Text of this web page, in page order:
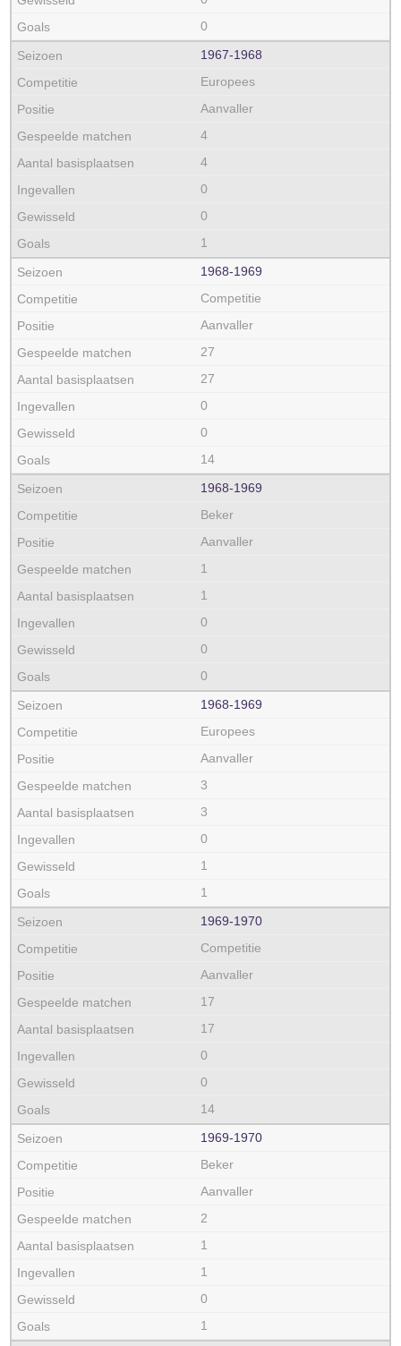
0
1967‑1968
Europees
Aanvaller
4
4
0
0
1
1968‑1969
Competitie
Aanvaller
27
27
0
0
14
1968‑1969
Beker
Aanvaller
1
1
0
0
0
1968‑1969
Europees
Aanvaller
3
3
0
1
1
1969‑1970
Competitie
Aanvaller
17
17
0
0
14
1969‑1970
Beker
Aanvaller
2
1
1
0
1